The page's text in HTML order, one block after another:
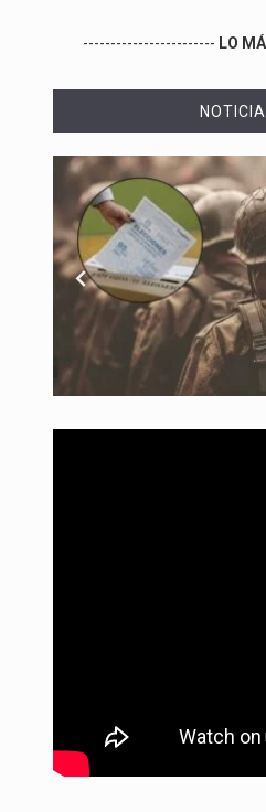
------------------------ LO